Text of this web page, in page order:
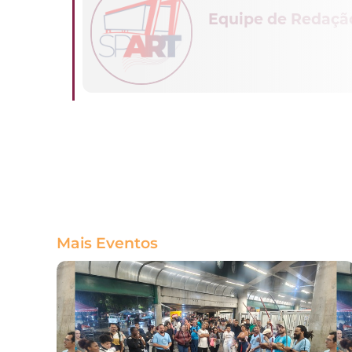
Equipe de
Mais Eventos